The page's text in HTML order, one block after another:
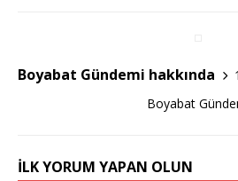
o
k
Boyabat Gündemi hakkında
Boyabat
İLK YORUM YAPAN OLUN